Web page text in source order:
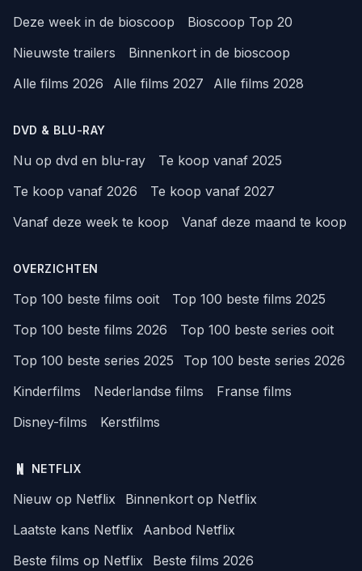
Deze week in de bioscoop
Bioscoop Top 20
Nieuwste trailers
Binnenkort in de bioscoop
Alle films 2026
Alle films 2027 Alle films 2028
DVD & BLU-RAY
Nu op dvd en blu-ray
Te koop vanaf 2025
Te koop vanaf 2026
Te koop vanaf 2027
Vanaf deze week te koop
Vanaf deze maand te koop
OVERZICHTEN
Top 100 beste films ooit
Top 100 beste films 2025
Top 100 beste films 2026
Top 100 beste series ooit
Top 100 beste series 2025
Top 100 beste series 2026
Kinderfilms
Nederlandse films
Franse films
Disney-films
Kerstfilms
NETFLIX
Nieuw op Netflix
Binnenkort op Netflix
Laatste kans Netflix
Aanbod Netflix
Beste films op Netflix
Beste films 2026